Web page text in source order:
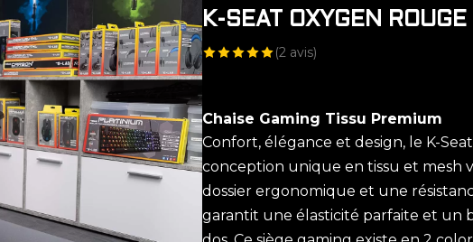
K-SEAT OXYGEN ROUGE
(2 avis)
Chaise Gaming Tissu Premium
Confort, élégance et design, le K-
conception unique en tissu et mesh
dossier ergonomique et une
garantit une élasticité parfaite et un